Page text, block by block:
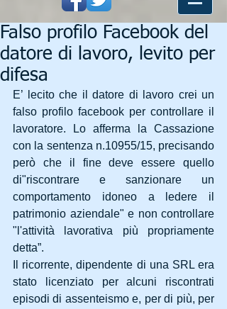
Falso profilo Facebook del
datore di lavoro, levito per
difesa
E’ lecito che il datore di lavoro crei un
falso profilo facebook per controllare il
lavoratore. Lo afferma la Cassazione
con la sentenza n.10955/15, precisando
però che il fine deve essere quello
di"riscontrare e sanzionare un
comportamento idoneo a ledere il
patrimonio aziendale" e non controllare
"l'attività lavorativa più propriamente
detta”.
Il ricorrente, dipendente di una SRL era
stato licenziato per alcuni riscontrati
episodi di assenteismo e, per di più, per